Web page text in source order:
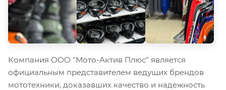
Компания ООО "Мото-Актив Плюс" является
официальным представителем ведущих брендов
мототехники, доказавших качество и надежность